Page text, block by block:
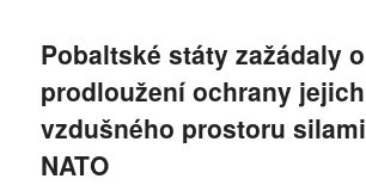
Pobaltské státy zažádaly o
prodloužení ochrany jejich
vzdušného prostoru silami
NATO